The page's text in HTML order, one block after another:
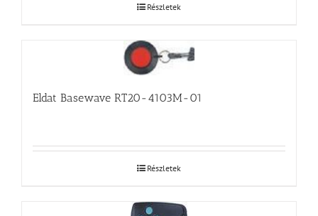
Részletek
Eldat Basewave RT20-4103M-01
Részletek